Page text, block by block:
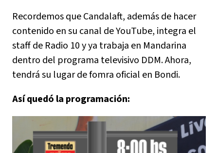
Recordemos que Candalaft, además de hacer
contenido en su canal de YouTube, integra el
staff de Radio 10 y ya trabaja en Mandarina
dentro del programa televisivo DDM. Ahora,
tendrá su lugar de fomra oficial en Bondi.
Así quedó la programación: